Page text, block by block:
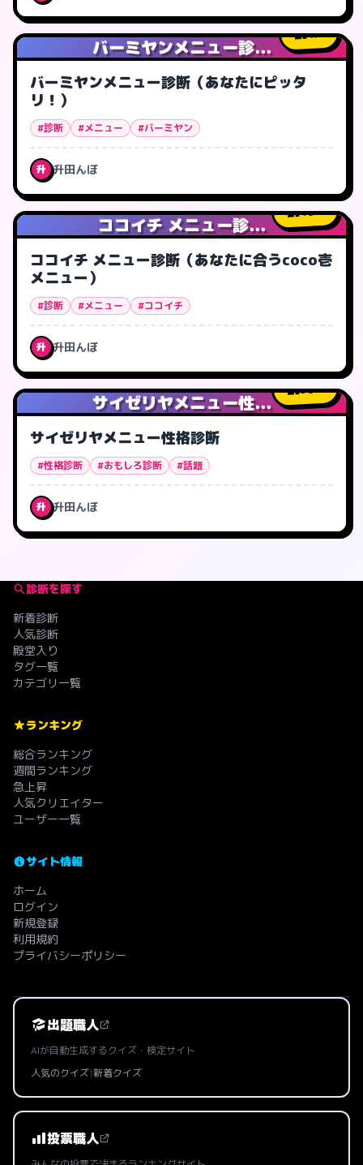
バーミヤンメニュー診...
4人
バーミヤンメニュー診断（あなたにピッタ
リ！）
#診断 #メニュー #バーミヤン
升 升田んぼ
ココイチ メニュー診...
46人
ココイチ メニュー診断（あなたに合うcoco壱
メニュー）
#診断 #メニュー #ココイチ
升 升田んぼ
サイゼリヤメニュー性...
90人
サイゼリヤメニュー性格診断
#性格診断 #おもしろ診断 #話題
升 升田んぼ
診断を探す
新着診断
人気診断
殿堂入り
タグ一覧
カテゴリ一覧
ランキング
総合ランキング
週間ランキング
急上昇
人気クリエイター
ユーザー一覧
サイト情報
ホーム
ログイン
新規登録
利用規約
プライバシーポリシー
出題職人
AIが自動生成するクイズ・検定サイト
人気のクイズ|新着クイズ
投票職人